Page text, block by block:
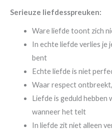
Serieuze liefdesspreuken:
Ware liefde toont zich
In echte liefde verlies je
bent
Echte liefde is niet
Waar respect
Liefde is geduld hebben
wanneer het telt
In liefde zit niet alleen